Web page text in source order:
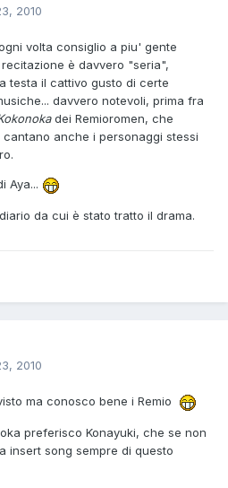
2010
volta consiglio a piu' gente
è davvero "seria",
testa il cattivo gusto di certe
davvero notevoli, prima fra
dei Remioromen, che
anche i personaggi stessi
Aya...
da cui è stato tratto il drama.
2010
ma conosco bene i Remio
preferisco Konayuki, che se non
insert song sempre di questo